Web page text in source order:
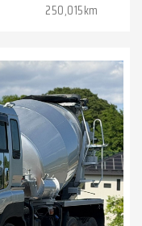
250,015km